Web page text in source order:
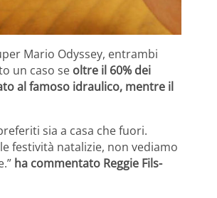
Mario Odyssey, entrambi
un caso se oltre il 60% dei
al famoso idraulico, mentre il
sia a casa che fuori.
festività natalizie, non vediamo
ha commentato Reggie Fils-